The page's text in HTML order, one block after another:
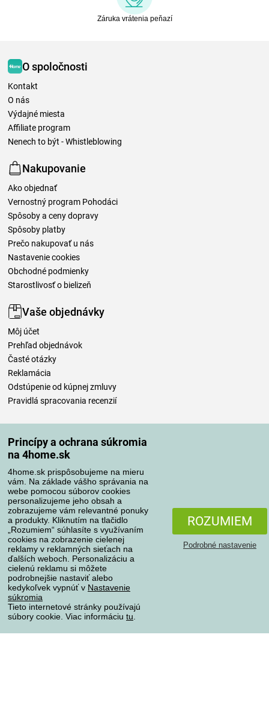
Princípy a ochrana súkromia
na 4home.sk
4home.sk prispôsobujeme na mieru
vám. Na základe vášho správania na
webe pomocou súborov cookies
personalizujeme jeho obsah a
zobrazujeme vám relevantné ponuky
a produkty. Kliknutím na tlačidlo
„Rozumiem“ súhlasíte s využívaním
cookies na zobrazenie cielenej
reklamy v reklamných sieťach na
ďalších weboch. Personalizáciu a
cielenú reklamu si môžete
podrobnejšie nastaviť alebo
kedykoľvek vypnúť v Nastavenie
súkromia
Tieto internetové stránky používajú
súbory cookie. Viac informáciu tu
ROZUMIEM
Podrobné nastavenie
Záruka vrátenia peňazí
O spoločnosti
Kontakt
O nás
Výdajné miesta
Affiliate program
Nenech to být - Whistleblowing
Nakupovanie
Ako objednať
Vernostný program Pohodáci
Spôsoby a ceny dopravy
Spôsoby platby
Prečo nakupovať u nás
Nastavenie cookies
Obchodné podmienky
Starostlivosť o bielizeň
Vaše objednávky
Môj účet
Prehľad objednávok
Časté otázky
Reklamácia
Odstúpenie od kúpnej zmluvy
Pravidlá spracovania recenzií
Spôsoby platby
Spoľahlivý obchod